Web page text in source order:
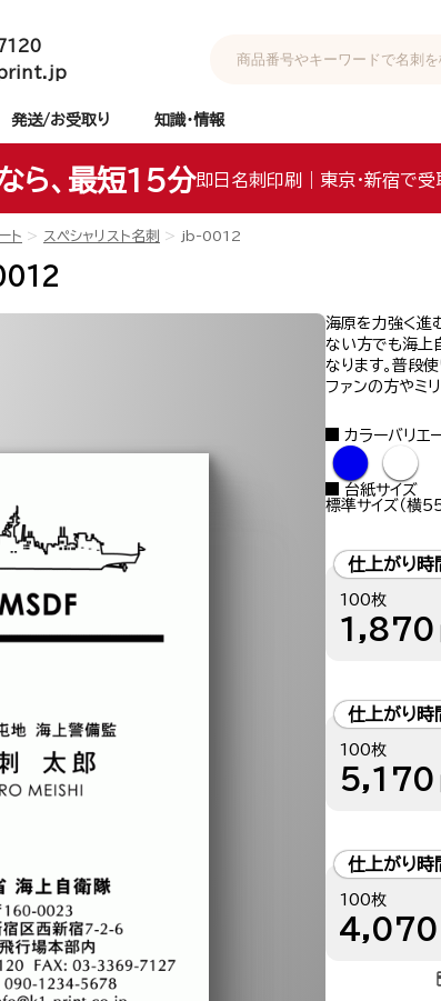
発送/お受取り 知識・情報
ら、最短15分即日名刺印刷｜東京・新宿で受
ト スペシャリスト名刺 jb-0012
海原を力強く進
ない方でも海上
なります。普段
ファンの方やミ
カラーバリエ
● ●
台紙サイズ
標準サイズ（横
仕上がり
100枚
1,870
仕上がり
100枚
5,170
仕上がり
100枚
4,070